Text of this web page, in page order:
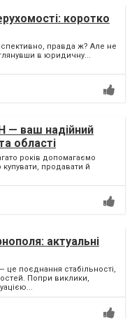
коротко
правда ж? Але не
в юридичну...
— ваш надійний
області
років допомагаємо
продавати й
актуальні
це поєднання стабільності,
Попри виклики,